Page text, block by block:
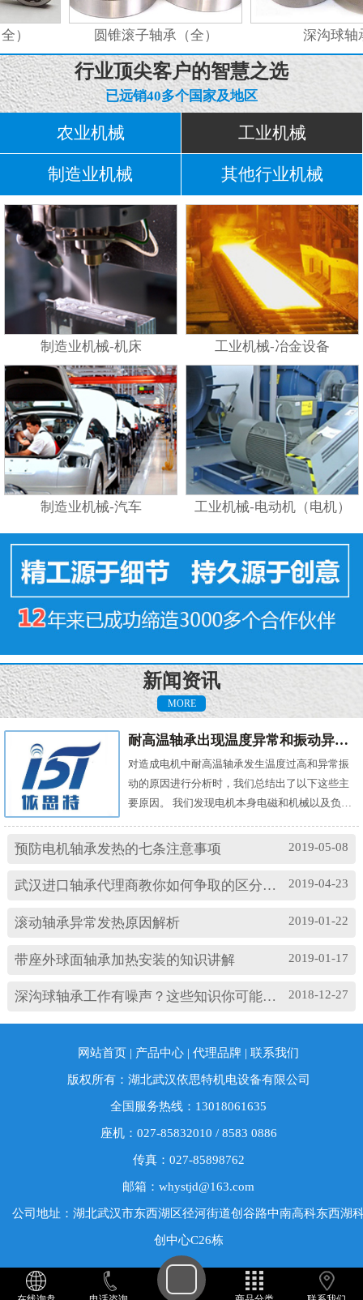
） 圆锥滚子轴承（全） 深沟球轴承
行业顶尖客户的智慧之选
已远销40多个国家及地区
农业机械 工业机械
制造业机械 其他行业机械
制造业机械-机床 工业机械-冶金设备
制造业机械-汽车 工业机械-电动机（电机）
新闻资讯
MORE
耐高温轴承出现温度异常和振动异常的原因有哪些？
对造成电机中耐高温轴承发生温度过高和异常振
动的原因进行分析时，我们总结出了以下这些主
要原因。 我们发现电机本身电磁和机械以及负载
振动产生影响。其中造成温度过高的原因主要
松；(3)轴承与轴套配合过松；(4)润滑油有杂质；
损坏等。 另外，造成耐高温轴承出现异常振...
2019-05-08
预防电机轴承发热的七条注意事项
2019-04-23
武汉进口轴承代理商教你如何争取的区分高速轴承和低速轴承
2019-01-22
滚动轴承异常发热原因解析
2019-01-17
带座外球面轴承加热安装的知识讲解
2018-12-27
深沟球轴承工作有噪声？这些知识你可能忽略了
网站首页 | 产品中心 |代理品牌 |联系我们
版权所有：湖北武汉依思特机电设备有限公司
全国服务热线：13018061635
座机：027-85832010 / 8583 0886
传真：027-85898762
邮箱：whystjd@163.com
公司地址：湖北武汉市东西湖区径河街道创谷路中南高科东西湖
创中心C26栋